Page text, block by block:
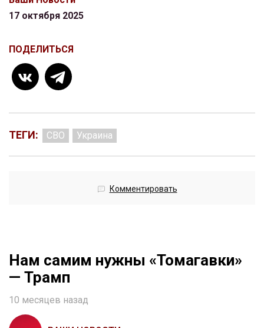
17 октября 2025
ПОДЕЛИТЬСЯ
ТЕГИ: СВО Украина
Комментировать
Нам самим нужны «Томагавки»
— Трамп
10 месяцев назад